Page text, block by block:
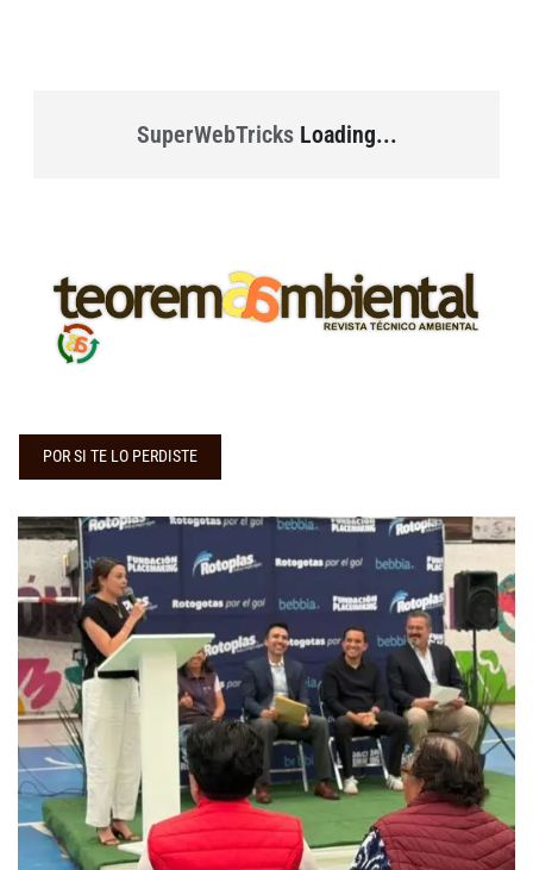
SuperWebTricksLoading...
POR SI TE LO PERDISTE